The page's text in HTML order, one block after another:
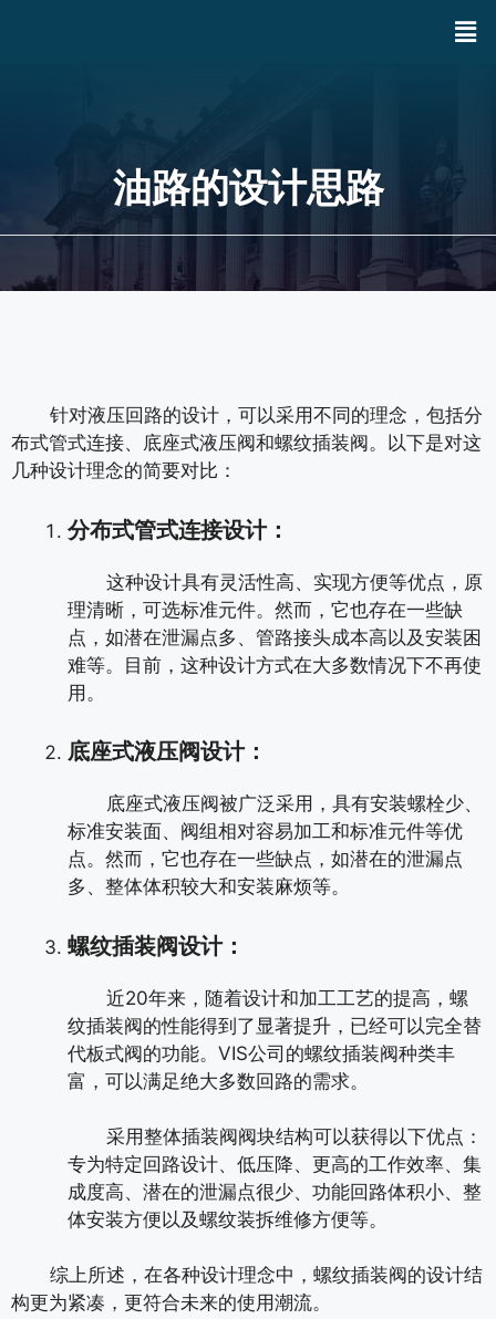
油路的设计思路
针对液压回路的设计，可以采用不同的理念，包括分
布式管式连接、底座式液压阀和螺纹插装阀。以下是对这
几种设计理念的简要对比：
分布式管式连接设计：
这种设计具有灵活性高、实现方便等优点，原
理清晰，可选标准元件。然而，它也存在一些缺
点，如潜在泄漏点多、管路接头成本高以及安装困
难等。目前，这种设计方式在大多数情况下不再使
用。
底座式液压阀设计：
底座式液压阀被广泛采用，具有安装螺栓少、
标准安装面、阀组相对容易加工和标准元件等优
点。然而，它也存在一些缺点，如潜在的泄漏点
多、整体体积较大和安装麻烦等。
螺纹插装阀设计：
近20年来，随着设计和加工工艺的提高，螺
纹插装阀的性能得到了显著提升，已经可以完全替
代板式阀的功能。VIS公司的螺纹插装阀种类丰
富，可以满足绝大多数回路的需求。
采用整体插装阀阀块结构可以获得以下优点：
专为特定回路设计、低压降、更高的工作效率、集
成度高、潜在的泄漏点很少、功能回路体积小、整
体安装方便以及螺纹装拆维修方便等。
综上所述，在各种设计理念中，螺纹插装阀的设计结
构更为紧凑，更符合未来的使用潮流。